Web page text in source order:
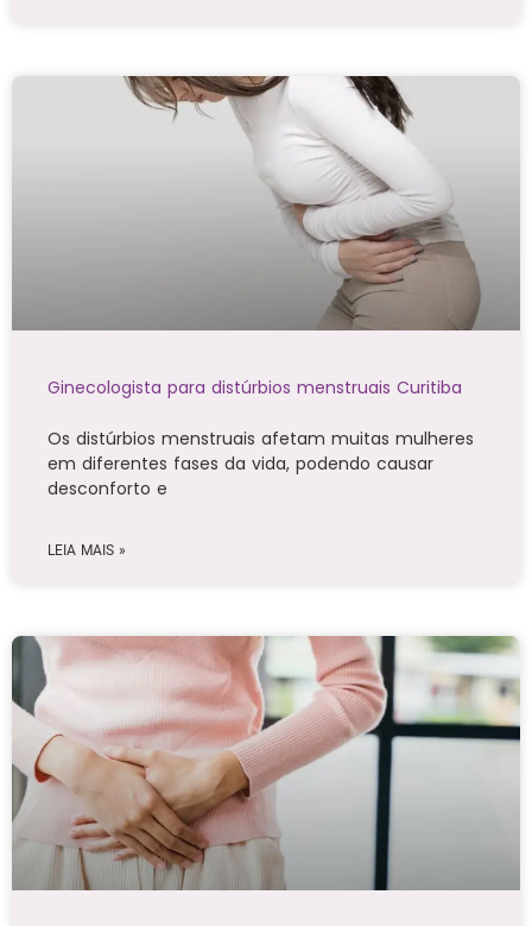
Ginecologista para distúrbios menstruais Curitiba
Os distúrbios menstruais afetam muitas mulheres
em diferentes fases da vida, podendo causar
desconforto e
LEIA MAIS »